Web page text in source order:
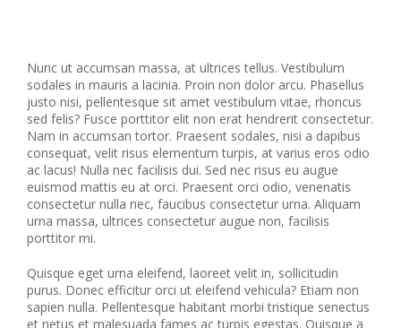
Nunc ut accumsan massa, at ultrices tellus. Vestibulum
sodales in mauris a lacinia. Proin non dolor arcu. Phasellus
justo nisi, pellentesque sit amet vestibulum vitae, rhoncus
sed felis? Fusce porttitor elit non erat hendrerit consectetur.
Nam in accumsan tortor. Praesent sodales, nisi a dapibus
consequat, velit risus elementum turpis, at varius eros odio
ac lacus! Nulla nec facilisis dui. Sed nec risus eu augue
euismod mattis eu at orci. Praesent orci odio, venenatis
consectetur nulla nec, faucibus consectetur urna. Aliquam
urna massa, ultrices consectetur augue non, facilisis
porttitor mi.
Quisque eget urna eleifend, laoreet velit in, sollicitudin
purus. Donec efficitur orci ut eleifend vehicula? Etiam non
sapien nulla. Pellentesque habitant morbi tristique senectus
et netus et malesuada fames ac turpis egestas. Quisque a